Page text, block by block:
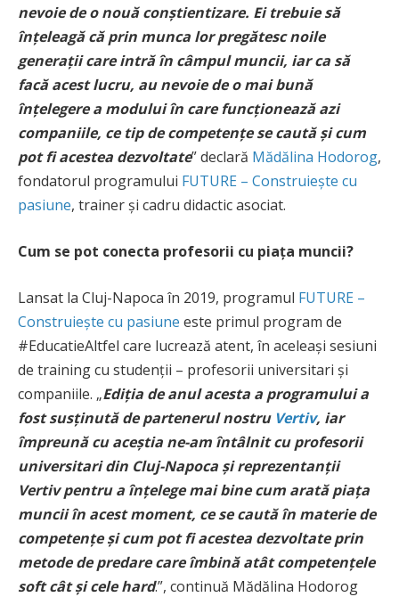
nevoie de o nouă conștientizare. Ei trebuie să
înțeleagă că prin munca lor pregătesc noile
generații care intră în câmpul muncii, iar ca să
facă acest lucru, au nevoie de o mai bună
înțelegere a modului în care funcționează azi
companiile, ce tip de competențe se caută și cum
pot fi acestea dezvoltate” declară Mădălina Hodorog,
fondatorul programului FUTURE – Construiește cu
pasiune, trainer și cadru didactic asociat.
Cum se pot conecta profesorii cu piața muncii?
Lansat la Cluj-Napoca în 2019, programul FUTURE –
Construiește cu pasiune este primul program de
#EducatieAltfel care lucrează atent, în aceleași sesiuni
de training cu studenții – profesorii universitari și
companiile. „Ediția de anul acesta a programului a
fost susținută de partenerul nostru Vertiv, iar
împreună cu aceștia ne-am întâlnit cu profesorii
universitari din Cluj-Napoca și reprezentanții
Vertiv pentru a înțelege mai bine cum arată piața
muncii în acest moment, ce se caută în materie de
competențe și cum pot fi acestea dezvoltate prin
metode de predare care îmbină atât competențele
soft cât și cele hard.”, continuă Mădălina Hodorog